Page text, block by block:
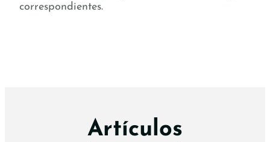
correspondientes.
Artículos